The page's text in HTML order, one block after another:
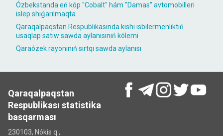
Ózbekstanda eń kóp "Cobalt" hám "Damas" avtomobilleri
islep shıǵarılmaqta
Qaraqalpaqstan Respublikasında kishi isbilermenliktiń
usaqlap satıw sawda aylanısınıń kólemi
Qaraózek rayonınıń sırtqı sawda aylanısı
Qaraqalpaqstan
Respublikası statistika
basqarması
230103, Nókis q.,